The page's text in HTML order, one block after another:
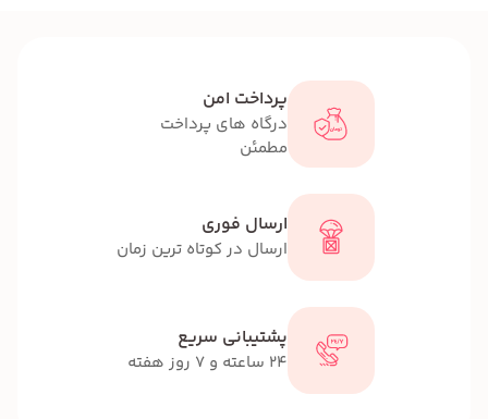
پرداخت امن
درگاه های پرداخت
مطمئن
ارسال فوری
ارسال در کوتاه ترین زمان
پشتیبانی سریع
24 ساعته و 7 روز هفته